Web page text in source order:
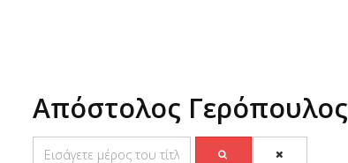
Απόστολος Γερόπουλος